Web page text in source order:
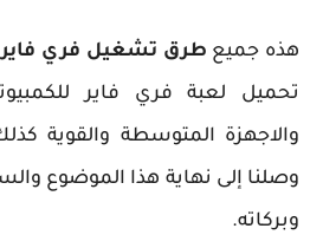
هذه جميع طرق تشغيل فري فاير
تحميل لعبة فري فاير
والاجهزة المتوسطة والقوية
وصلنا إلى نهاية هذا الموضوع
وبركاته.